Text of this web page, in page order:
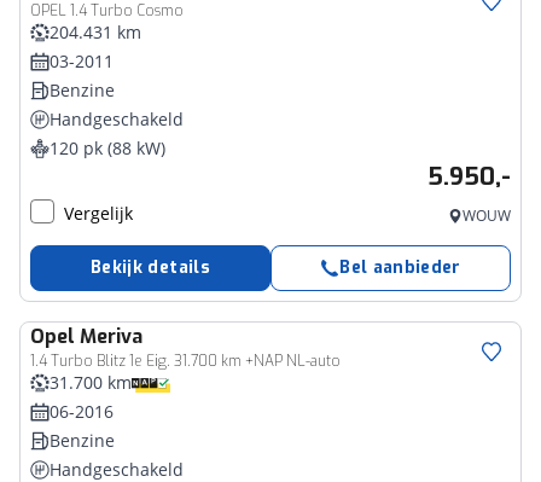
OPEL 1.4 Turbo Cosmo
204.431 km
03-2011
Benzine
Handgeschakeld
120 pk (88 kW)
5.950,-
Vergelijk WOUW
Bekijk details Bel aanbieder
Opel Meriva
1.4 Turbo Blitz 1e Eig. 31.700 km +NAP NL-auto
31.700 km
06-2016
Benzine
Handgeschakeld